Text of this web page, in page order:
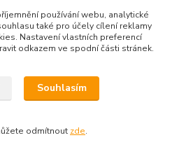
používání webu, analytické
také pro účely cílení reklamy
Nastavení vlastních preferencí
odkazem ve spodní části stránek.
Souhlasím
odmítnout zde.